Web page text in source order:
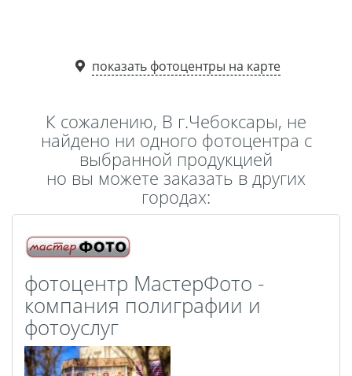
Мультипанно
Фотоколлаж
Фотобокс
Пластификация
самоклеящемся виниле
акриле
Печать на баннере
Фотообои
Трафареты
Печать на прозрачной
показать фотоцентры на карте
К сожалению, В г.Чебоксары, не
найдено ни одного фотоцентра с
выбранной продукцией
но вы можете заказать в других
городах:
фотоцентр МастерФото -
компания полиграфии и
фотоуслуг